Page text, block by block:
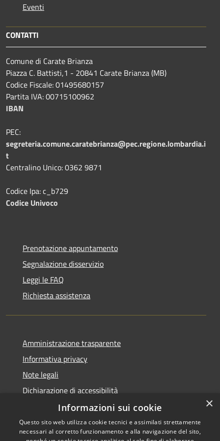
Eventi
CONTATTI
Comune di Carate Brianza
Piazza C. Battisti,1 - 20841 Carate Brianza (MB)
Codice Fiscale: 01495680157
Partita IVA: 00715100962
IBAN
PEC:
segreteria.comune.caratebrianza@pec.regione.lombardia.i
t
Centralino Unico: 0362 9871
Codice Ipa: c_b729
Codice Univoco
Prenotazione appuntamento
Segnalazione disservizio
Leggi le FAQ
Richiesta assistenza
Amministrazione trasparente
Informativa privacy
Note legali
Dichiarazione di accessibilità
×
Informazioni sui cookie
Questo sito web utilizza cookie tecnici e assimilati strettamente
necessari al corretto funzionamento e alla navigazione del sito,